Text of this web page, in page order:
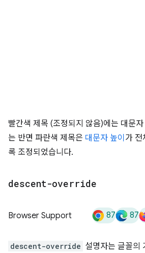
빨간색 제목 (조정되지 않음)에는 대문
는 반면 파란색 제목은 대문자 높이 가 전
록 조정되었습니다.
descent-override
Browser Support 87 87
descent-override 설명자는 글꼴의